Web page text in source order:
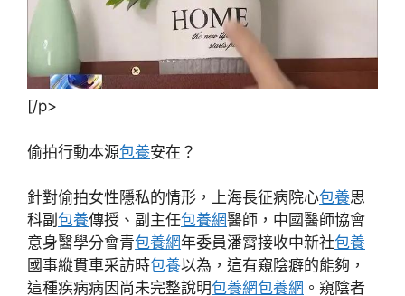
[/p>
偷拍行動本源包養安在？
針對偷拍女性隱私的情形，上海長征病院心包養思
科副 包養傳授、副主任包養網醫師，中國醫師協會
意身醫學分會青包養網年委員潘霄接收中新社包養
國事縱貫車采訪時包養以為，這有窺陰癖的能夠，
這種疾病病因尚未完整說明包養網包養網 。窺陰者